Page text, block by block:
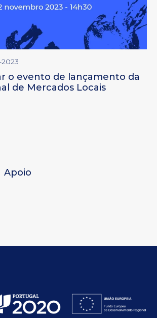
o evento de lançamento da
de Mercados Locais
Apoio